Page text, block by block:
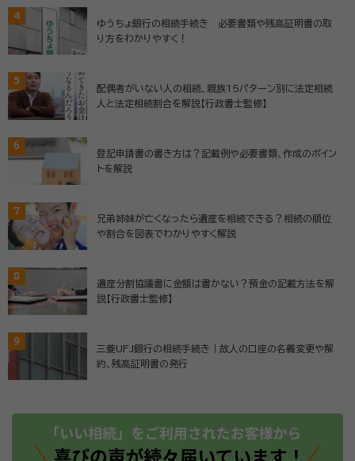
4
ゆうちょ銀行の相続手続き 必要書類や残高証明書の取
り方をわかりやすく！
5
配偶者がいない人の相続、親族15パターン別に法定相続
人と法定相続割合を解説【行政書士監修】
6
登記申請書の書き方は？記載例や必要書類、作成のポイン
トを解説
7
兄弟姉妹が亡くなったら遺産を相続できる？相続の順位
や割合を図表でわかりやすく解説
8
遺産分割協議書に金額は書かない？預金の記載方法を解
説【行政書士監修】
9
三菱UFJ銀行の相続手続き｜故人の口座の名義変更や解
約、残高証明書の発行